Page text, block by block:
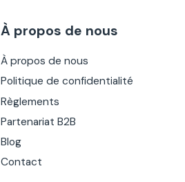
À propos de nous
À propos de nous
Politique de confidentialité
Règlements
Partenariat B2B
Blog
Contact